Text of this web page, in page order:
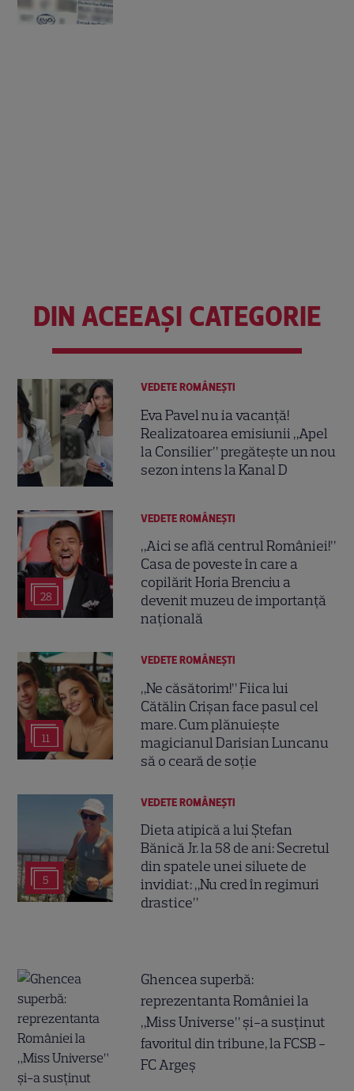
DIN ACEEAȘI CATEGORIE
VEDETE ROMÂNEŞTI
Eva Pavel nu ia vacanță!
Realizatoarea emisiunii „Apel
la Consilier” pregătește un nou
sezon intens la Kanal D
28
VEDETE ROMÂNEŞTI
„Aici se află centrul României!”
Casa de poveste în care a
copilărit Horia Brenciu a
devenit muzeu de importanță
națională
11
VEDETE ROMÂNEŞTI
„Ne căsătorim!” Fiica lui
Cătălin Crișan face pasul cel
mare. Cum plănuiește
magicianul Darisian Luncanu
să o ceară de soție
5
VEDETE ROMÂNEŞTI
Dieta atipică a lui Ștefan
Bănică Jr. la 58 de ani: Secretul
din spatele unei siluete de
invidiat: „Nu cred în regimuri
drastice”
Ghencea superbă:
reprezentanta României la
„Miss Universe” și-a susținut
favoritul din tribune, la FCSB -
FC Argeș